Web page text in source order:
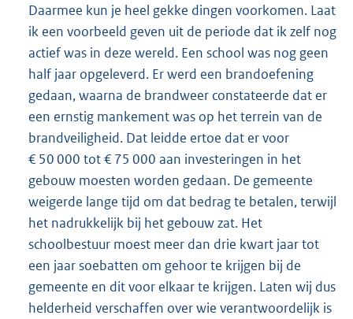
Daarmee kun je heel gekke dingen voorkomen. Laat
ik een voorbeeld geven uit de periode dat ik zelf nog
actief was in deze wereld. Een school was nog geen
half jaar opgeleverd. Er werd een brandoefening
gedaan, waarna de brandweer constateerde dat er
een ernstig mankement was op het terrein van de
brandveiligheid. Dat leidde ertoe dat er voor
€ 50 000 tot € 75 000 aan investeringen in het
gebouw moesten worden gedaan. De gemeente
weigerde lange tijd om dat bedrag te betalen, terwijl
het nadrukkelijk bij het gebouw zat. Het
schoolbestuur moest meer dan drie kwart jaar tot
een jaar soebatten om gehoor te krijgen bij de
gemeente en dit voor elkaar te krijgen. Laten wij dus
helderheid verschaffen over wie verantwoordelijk is